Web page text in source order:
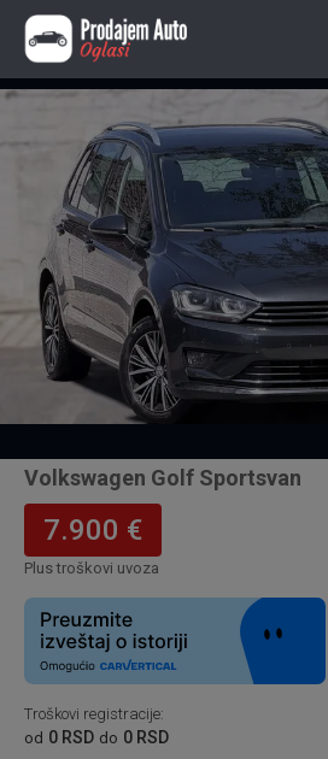
Volkswagen Golf Sportsvan
7.900 €
Plus troškovi uvoza
Troškovi registracije:
od 0 RSD do 0 RSD